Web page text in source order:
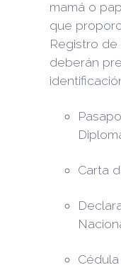
mamá o
que
Registro de
deberán
Carta